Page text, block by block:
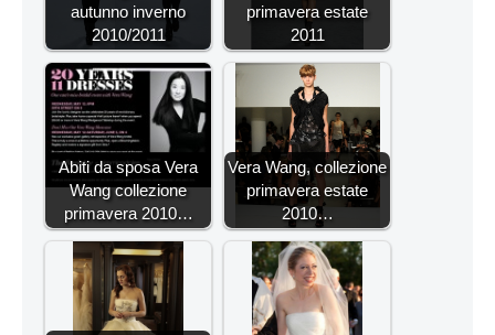
autunno inverno
2010/2011
primavera estate
2011
Abiti da sposa Vera
Wang collezione
primavera 2010…
Vera Wang, collezione
primavera estate
2010…